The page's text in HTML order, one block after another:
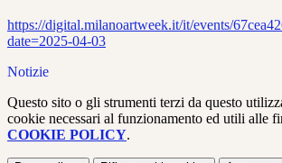
https://digital.milanoartweek.it/it/events/
date=2025-04-03
Notizie
Questo sito o gli strumenti terzi da questo
cookie necessari al funzionamento ed utili alle
COOKIE POLICY.